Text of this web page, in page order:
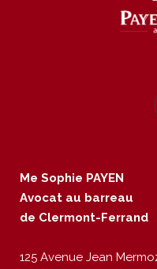
Me Sophie PAYEN
Avocat au barreau
de Clermont-Ferrand
125 Avenue Jean